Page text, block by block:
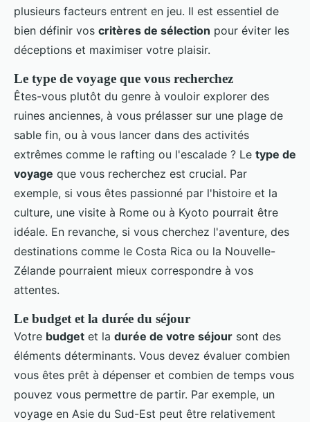
plusieurs facteurs entrent en jeu. Il est essentiel de
bien définir vos critères de sélection pour éviter les
déceptions et maximiser votre plaisir.
Le type de voyage que vous recherchez
Êtes-vous plutôt du genre à vouloir explorer des
ruines anciennes, à vous prélasser sur une plage de
sable fin, ou à vous lancer dans des activités
extrêmes comme le rafting ou l'escalade ? Le type de
voyage que vous recherchez est crucial. Par
exemple, si vous êtes passionné par l'histoire et la
culture, une visite à Rome ou à Kyoto pourrait être
idéale. En revanche, si vous cherchez l'aventure, des
destinations comme le Costa Rica ou la Nouvelle-
Zélande pourraient mieux correspondre à vos
attentes.
Le budget et la durée du séjour
Votre budget et la durée de votre séjour sont des
éléments déterminants. Vous devez évaluer combien
vous êtes prêt à dépenser et combien de temps vous
pouvez vous permettre de partir. Par exemple, un
voyage en Asie du Sud-Est peut être relativement